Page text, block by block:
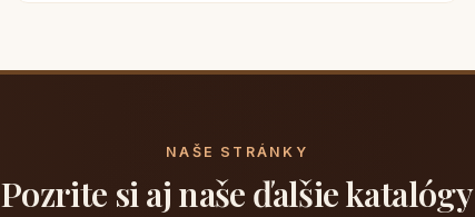
NAŠE STRÁNKY
Pozrite si aj naše ďalšie katalógy